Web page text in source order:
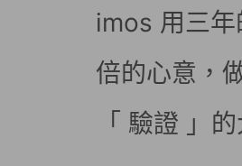
imos 用三
倍的心意，
「 驗證 」